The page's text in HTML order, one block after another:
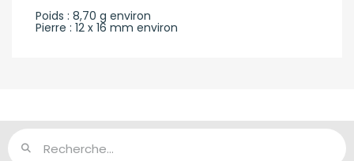
Poids : 8,70 g environ
Pierre : 12 x 16 mm environ